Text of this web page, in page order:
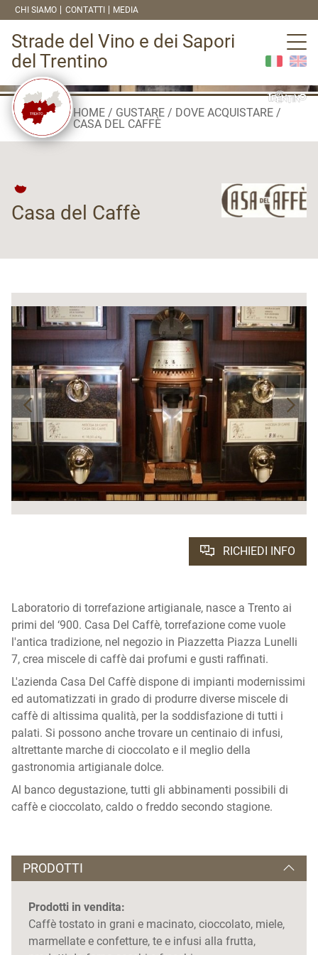
CHI SIAMO CONTATTI MEDIA
Strade del Vino e dei Sapori
del Trentino
HOME GUSTARE
DOVE ACQUISTARE
CASA DEL CAFFÈ
Casa del Caffè
RICHIEDI INFO
Laboratorio di torrefazione artigianale, nasce a Trento ai
primi del ‘900. Casa Del Caffè, torrefazione come vuole
l'antica tradizione, nel negozio in Piazzetta Piazza Lunelli
7, crea miscele di caffè dai profumi e gusti raffinati.
L'azienda Casa Del Caffè dispone di impianti modernissimi
ed automatizzati in grado di produrre diverse miscele di
caffè di altissima qualità, per la soddisfazione di tutti i
palati. Si possono anche trovare un centinaio di infusi,
altrettante marche di cioccolato e il meglio della
gastronomia artigianale dolce.
Al banco degustazione, tutti gli abbinamenti possibili di
caffè e cioccolato, caldo o freddo secondo stagione.
PRODOTTI
Prodotti in vendita:
Caffè tostato in grani e macinato, cioccolato, miele,
marmellate e confetture, te e infusi alla frutta,